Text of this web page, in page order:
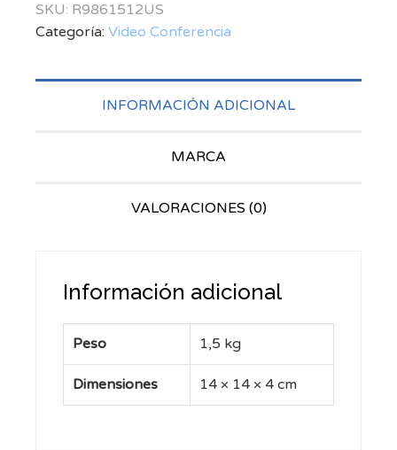
inalambrica
– 1
cantidad
SKU: R9861512US
Categoría: Video Conferencia
INFORMACIÓN ADICIONAL
MARCA
VALORACIONES (0)
Información adicional
Peso 1,5 kg
Dimensiones 14 × 14 × 4 cm